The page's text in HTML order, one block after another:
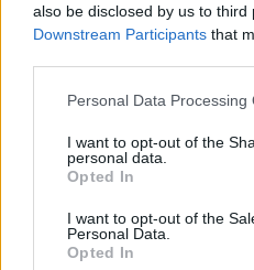
also be disclosed by us to third
Downstream Participants that
Personal Data Processing
I want to opt-out of the
personal data.
Opted In
I want to opt-out of the
Personal Data.
Opted In